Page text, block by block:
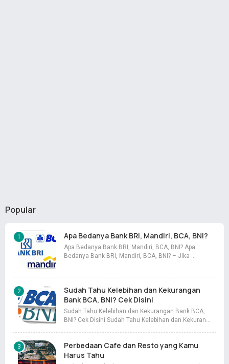
Popular
Apa Bedanya Bank BRI, Mandiri, BCA, BNI?
Apa Bedanya Bank BRI, Mandiri, BCA, BNI? Apa
Bedanya Bank BRI, Mandiri, BCA, BNI? – Jika …
Sudah Tahu Kelebihan dan Kekurangan
Bank BCA, BNI? Cek Disini
Sudah Tahu Kelebihan dan Kekurangan Bank BCA,
BNI? Cek Disini Sudah Tahu Kelebihan dan Kekuran…
Perbedaan Cafe dan Resto yang Kamu
Harus Tahu